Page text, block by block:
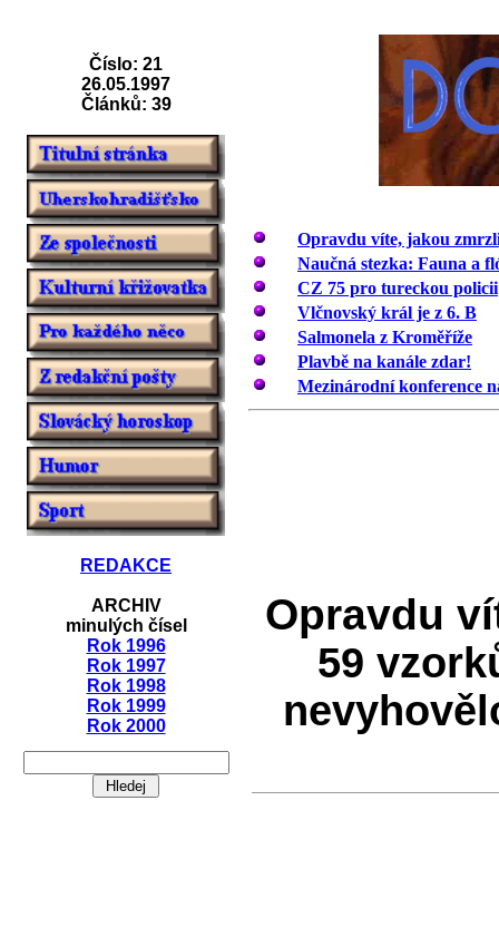
Číslo: 21
26.05.1997
Článků: 39
REDAKCE
ARCHIV
minulých čísel
Rok 1996
Rok 1997
Rok 1998
Rok 1999
Rok 2000
Opravdu víte, jakou
Naučná stezka: Fauna a
CZ 75 pro tureckou policii
Vlčnovský král je z 6. B
Salmonela z Kroměříže
Plavbě na kanále zdar!
Mezinárodní konference
Opravdu
59